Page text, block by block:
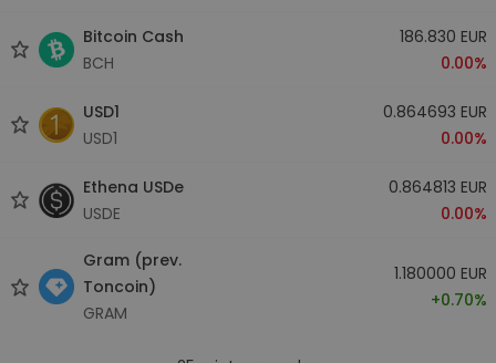
Bitcoin Cash
BCH
186.830 EUR
0.00%
USD1
USD1
0.864693 EUR
0.00%
Ethena USDe
USDE
0.864813 EUR
0.00%
Gram (prev.
Toncoin)
GRAM
1.180000 EUR
+0.70%